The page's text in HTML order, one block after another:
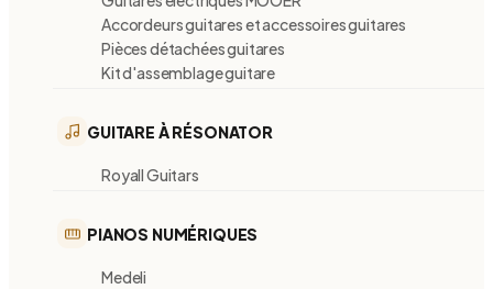
Accordeurs guitares et accessoires guitares
Pièces détachées guitares
Kit d'assemblage guitare
GUITARE À RÉSONATOR
Royall Guitars
PIANOS NUMÉRIQUES
Medeli